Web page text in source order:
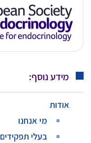
מידע נוסף:
אודות
מי אנחנו
בעלי תפקידים